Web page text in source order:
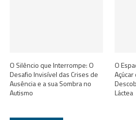
O Silêncio que Interrompe: O
Desafio Invisível das Crises de
Ausência e a sua Sombra no
Autismo
O
Láctea